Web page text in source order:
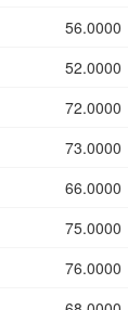
56.0000
52.0000
72.0000
73.0000
66.0000
75.0000
76.0000